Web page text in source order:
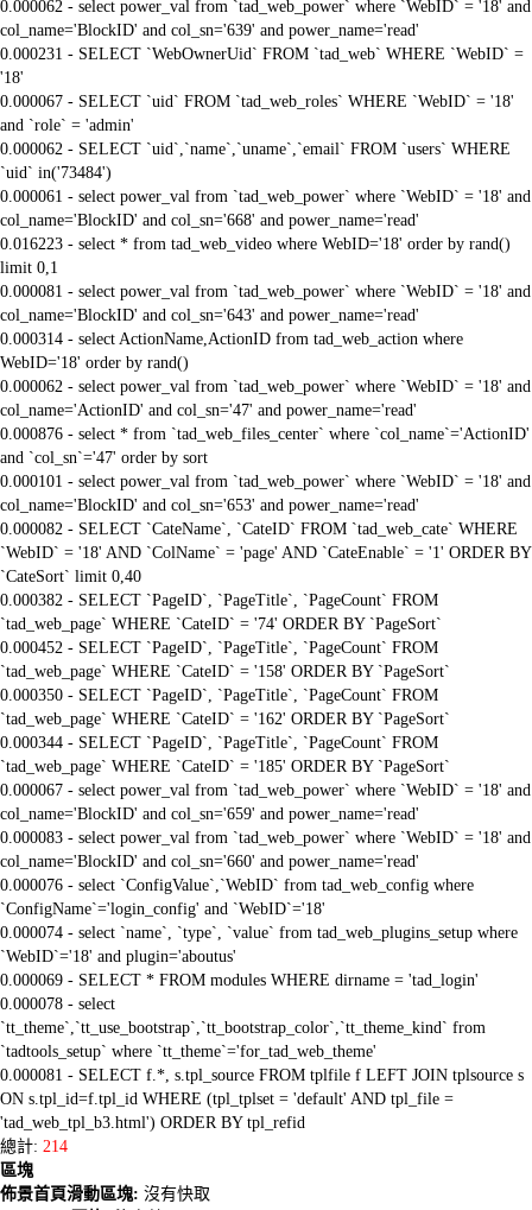
0.000062 - select power_val from `tad_web_power` where `WebID` = '18' and
col_name='BlockID' and col_sn='639' and power_name='read'
0.000231 - SELECT `WebOwnerUid` FROM `tad_web` WHERE `WebID` =
'18'
0.000067 - SELECT `uid` FROM `tad_web_roles` WHERE `WebID` = '18'
and `role` = 'admin'
0.000062 - SELECT `uid`,`name`,`uname`,`email` FROM `users` WHERE
`uid` in('73484')
0.000061 - select power_val from `tad_web_power` where `WebID` = '18' and
col_name='BlockID' and col_sn='668' and power_name='read'
0.016223 - select * from tad_web_video where WebID='18' order by rand()
limit 0,1
0.000081 - select power_val from `tad_web_power` where `WebID` = '18' and
col_name='BlockID' and col_sn='643' and power_name='read'
0.000314 - select ActionName,ActionID from tad_web_action where
WebID='18' order by rand()
0.000062 - select power_val from `tad_web_power` where `WebID` = '18' and
col_name='ActionID' and col_sn='47' and power_name='read'
0.000876 - select * from `tad_web_files_center` where `col_name`='ActionID'
and `col_sn`='47' order by sort
0.000101 - select power_val from `tad_web_power` where `WebID` = '18' and
col_name='BlockID' and col_sn='653' and power_name='read'
0.000082 - SELECT `CateName`, `CateID` FROM `tad_web_cate` WHERE
`WebID` = '18' AND `ColName` = 'page' AND `CateEnable` = '1' ORDER BY
`CateSort` limit 0,40
0.000382 - SELECT `PageID`, `PageTitle`, `PageCount` FROM
`tad_web_page` WHERE `CateID` = '74' ORDER BY `PageSort`
0.000452 - SELECT `PageID`, `PageTitle`, `PageCount` FROM
`tad_web_page` WHERE `CateID` = '158' ORDER BY `PageSort`
0.000350 - SELECT `PageID`, `PageTitle`, `PageCount` FROM
`tad_web_page` WHERE `CateID` = '162' ORDER BY `PageSort`
0.000344 - SELECT `PageID`, `PageTitle`, `PageCount` FROM
`tad_web_page` WHERE `CateID` = '185' ORDER BY `PageSort`
0.000067 - select power_val from `tad_web_power` where `WebID` = '18' and
col_name='BlockID' and col_sn='659' and power_name='read'
0.000083 - select power_val from `tad_web_power` where `WebID` = '18' and
col_name='BlockID' and col_sn='660' and power_name='read'
0.000076 - select `ConfigValue`,`WebID` from tad_web_config where
`ConfigName`='login_config' and `WebID`='18'
0.000074 - select `name`, `type`, `value` from tad_web_plugins_setup where
`WebID`='18' and plugin='aboutus'
0.000069 - SELECT * FROM modules WHERE dirname = 'tad_login'
0.000078 - select
`tt_theme`,`tt_use_bootstrap`,`tt_bootstrap_color`,`tt_theme_kind` from
`tadtools_setup` where `tt_theme`='for_tad_web_theme'
0.000081 - SELECT f.*, s.tpl_source FROM tplfile f LEFT JOIN tplsource s
ON s.tpl_id=f.tpl_id WHERE (tpl_tplset = 'default' AND tpl_file =
'tad_web_tpl_b3.html') ORDER BY tpl_refid
總計: 214
區塊
佈景首頁滑動區塊: 沒有快取